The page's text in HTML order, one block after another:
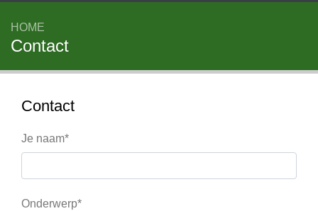
HOME
Contact
Contact
Je naam*
Onderwerp*